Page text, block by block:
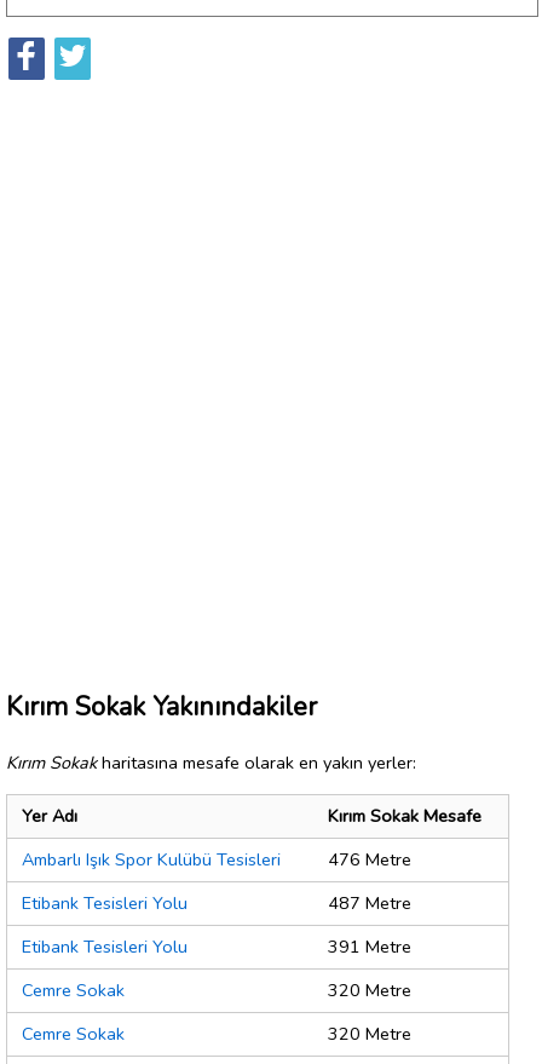
Kırım Sokak Yakınındakiler
Kırım Sokakharitasına mesafe olarak en yakın yerler:
Yer Adı
Kırım Sokak Mesafe
Ambarlı Işık Spor Kulübü Tesisleri
476 Metre
Etibank Tesisleri Yolu
487 Metre
Etibank Tesisleri Yolu
391 Metre
Cemre Sokak
320 Metre
Cemre Sokak
320 Metre